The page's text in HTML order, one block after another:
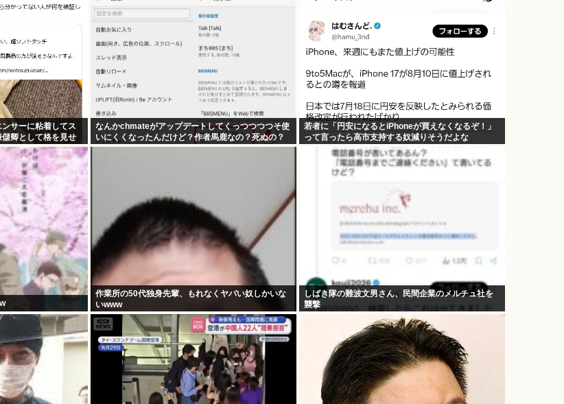
サーに粘着してス
儲卿として格を見せ
なんかchmateがアップデートしてくっつつつつそ使
いにくくなったんだけど？作者馬鹿なの？死ぬの？
若者に「円安になるとiPhoneが買えなくなるぞ！」
って言ったら高市支持する奴減りそうだよな
作業所の50代独身先輩、もれなくヤバい奴しかいな
いwww
しばき隊の難波文男さん、民間企業のメルチュ社を
襲撃